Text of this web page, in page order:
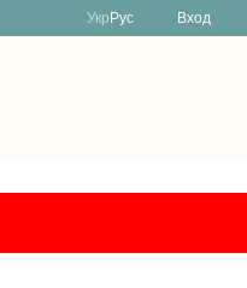
Укр Рус Вход